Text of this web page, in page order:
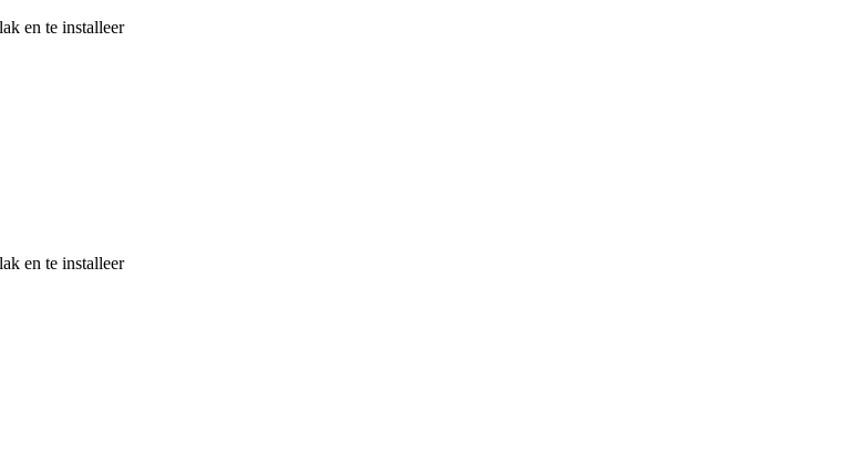
en te installeer
en te installeer